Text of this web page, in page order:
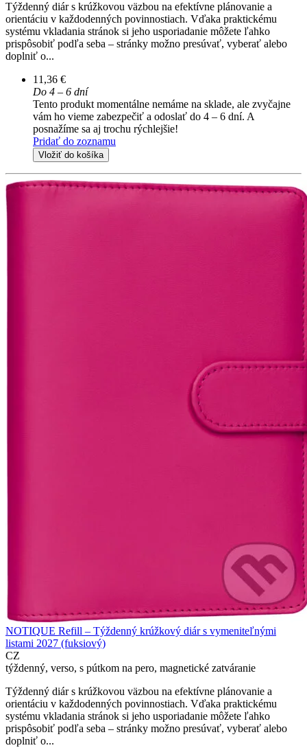
Týždenný diár s krúžkovou väzbou na efektívne plánovanie a
orientáciu v každodenných povinnostiach. Vďaka praktickému
systému vkladania stránok si jeho usporiadanie môžete ľahko
prispôsobiť podľa seba – stránky možno presúvať, vyberať alebo
doplniť o...
11,36 €
Do 4 – 6 dní
Tento produkt momentálne nemáme na sklade, ale zvyčajne
vám ho vieme zabezpečiť a odoslať do 4 – 6 dní. A
posnažíme sa aj trochu rýchlejšie!
Pridať do zoznamu
Vložiť do košíka
NOTIQUE Refill – Týždenný krúžkový diár s vymeniteľnými
listami 2027 (fuksiový)
CZ
týždenný, verso, s pútkom na pero, magnetické zatváranie
Týždenný diár s krúžkovou väzbou na efektívne plánovanie a
orientáciu v každodenných povinnostiach. Vďaka praktickému
systému vkladania stránok si jeho usporiadanie môžete ľahko
prispôsobiť podľa seba – stránky možno presúvať, vyberať alebo
doplniť o...